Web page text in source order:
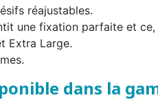
réajustables.
une fixation parfaite et
Extra Large.
dans la